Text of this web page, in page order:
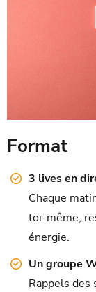
Format
3 lives en
Chaque
toi-même,
énergie.
Un groupe
Rappels des